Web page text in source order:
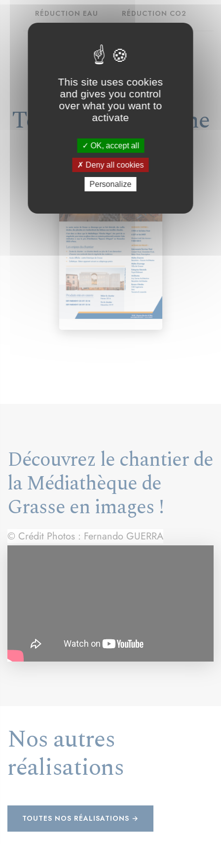
RÉDUCTION EAU RÉDUCTION CO2
Télécharger la fiche
référence
Découvrez le chantier de
la Médiathèque de
Grasse en images !
© Crédit Photos : Fernando GUERRA
Nos autres
réalisations
TOUTES NOS RÉALISATIONS →
This site uses cookies
and gives you control
over what you want to
activate
OK, accept all
Deny all cookies
Personalize